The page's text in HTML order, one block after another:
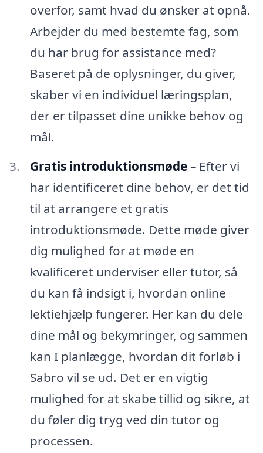
overfor, samt hvad du ønsker at opnå.
Arbejder du med bestemte fag, som
du har brug for assistance med?
Baseret på de oplysninger, du giver,
skaber vi en individuel læringsplan,
der er tilpasset dine unikke behov og
mål.
Gratis introduktionsmøde– Efter vi
har identificeret dine behov, er det tid
til at arrangere et gratis
introduktionsmøde. Dette møde giver
dig mulighed for at møde en
kvalificeret underviser eller tutor, så
du kan få indsigt i, hvordan online
lektiehjælp fungerer. Her kan du dele
dine mål og bekymringer, og sammen
kan I planlægge, hvordan dit forløb i
Sabro vil se ud. Det er en vigtig
mulighed for at skabe tillid og sikre, at
du føler dig tryg ved din tutor og
processen.